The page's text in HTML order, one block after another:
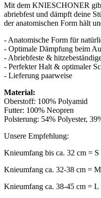
Mit dem KNIESCHONER
abriebfest und dämpft deine
der anatomischen Form hält
- Anatomische Form für
- Optimale Dämpfung beim
- Abriebfeste &
- Perfekter Halt & optimaler
- Lieferung paarweise
Material:
Oberstoff: 100% Polyamid
Futter: 100% Neopren
Polsterung: 54% Polyester,
Unsere Empfehlung:
Knieumfang bis ca. 32 cm =
Knieumfang ca. 32-38 cm =
Knieumfang ca. 38-45 cm =